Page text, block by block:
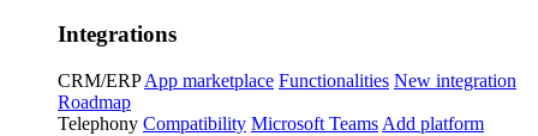
Integrations
CRM/ERP App marketplace Functionalities New integration
Roadmap
Telephony Compatibility Microsoft Teams Add platform